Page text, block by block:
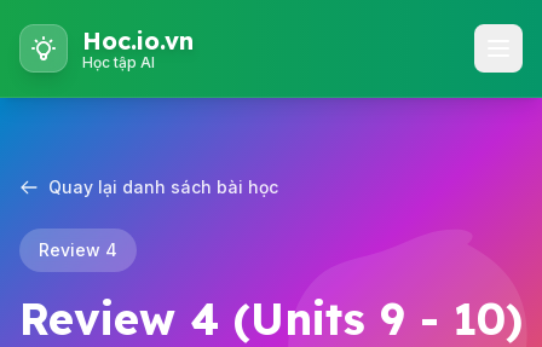
Hoc.io.vn
Học tập AI
Quay lại danh sách bài học
Review 4
Review 4 (Units 9 - 10)